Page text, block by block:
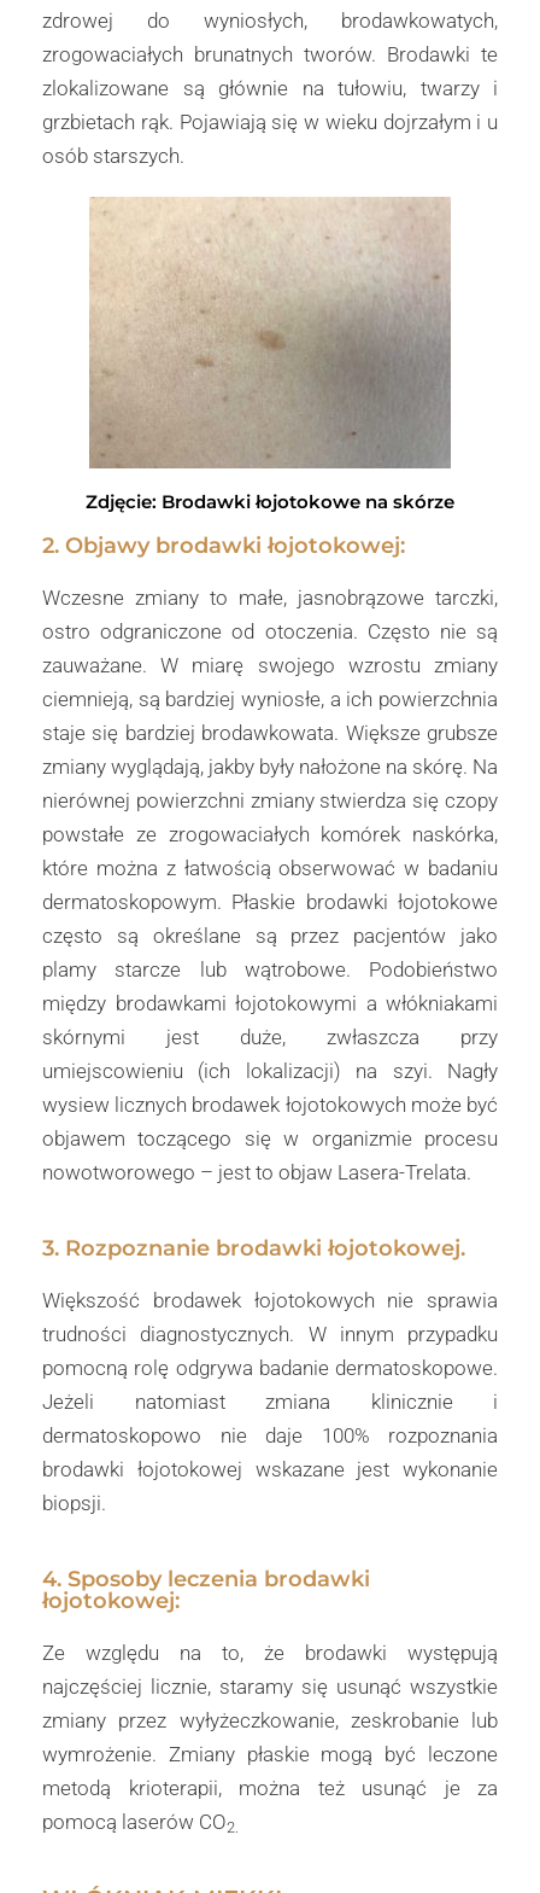
zdrowej do wyniosłych, brodawkowatych,
zrogowaciałych brunatnych tworów. Brodawki te
zlokalizowane są głównie na tułowiu, twarzy i
grzbietach rąk. Pojawiają się w wieku dojrzałym i u
osób starszych.
Zdjęcie: Brodawki łojotokowe na skórze
2. Objawy brodawki łojotokowej:
Wczesne zmiany to małe, jasnobrązowe tarczki,
ostro odgraniczone od otoczenia. Często nie są
zauważane. W miarę swojego wzrostu zmiany
ciemnieją, są bardziej wyniosłe, a ich powierzchnia
staje się bardziej brodawkowata. Większe grubsze
zmiany wyglądają, jakby były nałożone na skórę. Na
nierównej powierzchni zmiany stwierdza się czopy
powstałe ze zrogowaciałych komórek naskórka,
które można z łatwością obserwować w badaniu
dermatoskopowym. Płaskie brodawki łojotokowe
często są określane są przez pacjentów jako
plamy starcze lub wątrobowe. Podobieństwo
między brodawkami łojotokowymi a włókniakami
skórnymi jest duże, zwłaszcza przy
umiejscowieniu (ich lokalizacji) na szyi. Nagły
wysiew licznych brodawek łojotokowych może być
objawem toczącego się w organizmie procesu
nowotworowego – jest to objaw Lasera-Trelata.
3. Rozpoznanie brodawki łojotokowej.
Większość brodawek łojotokowych nie sprawia
trudności diagnostycznych. W innym przypadku
pomocną rolę odgrywa badanie dermatoskopowe.
Jeżeli natomiast zmiana klinicznie i
dermatoskopowo nie daje 100% rozpoznania
brodawki łojotokowej wskazane jest wykonanie
biopsji.
4. Sposoby leczenia brodawki
łojotokowej:
Ze względu na to, że brodawki występują
najczęściej licznie, staramy się usunąć wszystkie
zmiany przez wyłyżeczkowanie, zeskrobanie lub
wymrożenie. Zmiany płaskie mogą być leczone
metodą krioterapii, można też usunąć je za
pomocą laserów CO2.